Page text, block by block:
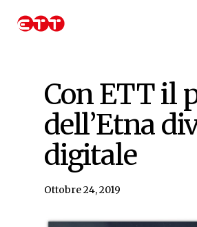
Con ETT il
dell’Etna
digitale
Ottobre 24, 2019